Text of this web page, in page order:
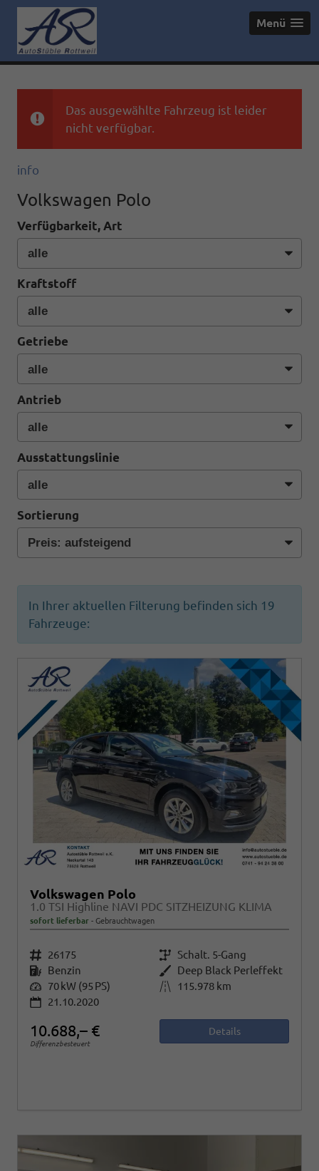
Menü
Das ausgewählte Fahrzeug ist leider
nicht verfügbar.
info
Volkswagen Polo
Verfügbarkeit, Art
Kraftstoff
Getriebe
Antrieb
Ausstattungslinie
Sortierung
In Ihrer aktuellen Filterung befinden sich 19
Fahrzeuge:
Volkswagen Polo
1.0 TSI Highline NAVI PDC SITZHEIZUNG KLIMA
sofort lieferbar Gebrauchtwagen
Fahrzeugnr. 26175 Getriebe Schalt. 5-Gang
Kraftstoff Benzin Außenfarbe Deep Black Perleffekt
Leistung 70 kW (95 PS) Kilometerstand
115.978 km
21.10.2020
10.688,– €
Differenzbesteuert
Details